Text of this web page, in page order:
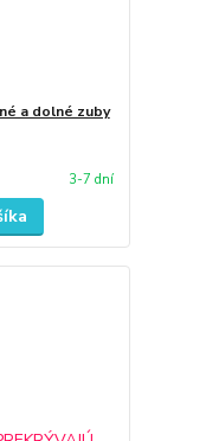
a dolné zuby
3-7 dní